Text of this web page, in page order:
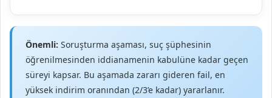
Önemli: Soruşturma aşaması, suç şüphesinin
öğrenilmesinden iddianamenin kabulüne kadar geçen
süreyi kapsar. Bu aşamada zararı gideren fail, en
yüksek indirim oranından (2/3’e kadar) yararlanır.